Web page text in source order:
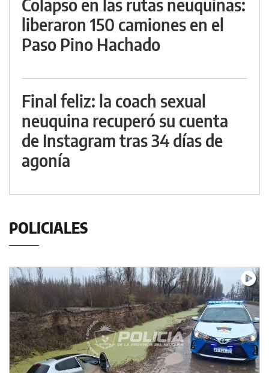
Colapso en las rutas neuquinas:
liberaron 150 camiones en el
Paso Pino Hachado
Final feliz: la coach sexual
neuquina recuperó su cuenta
de Instagram tras 34 días de
agonía
POLICIALES